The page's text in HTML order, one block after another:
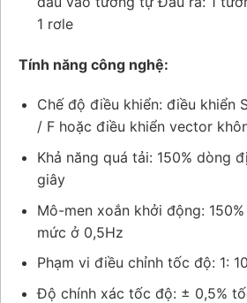
1 rơle
Tính năng công nghệ:
Chế độ điều khiển: điều khiển
/ F hoặc điều khiển vector
Khả năng quá tải: 150% dòng
giây
Mô-men xoắn khởi động:
mức ở 0,5Hz
Phạm vi điều chỉnh tốc độ: 1:
Độ chính xác tốc độ: ± 0,5%